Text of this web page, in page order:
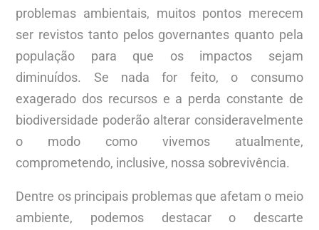
problemas ambientais, muitos pontos merecem
ser revistos tanto pelos governantes quanto pela
população para que os impactos sejam
diminuídos. Se nada for feito, o consumo
exagerado dos recursos e a perda constante de
biodiversidade poderão alterar consideravelmente
o modo como vivemos atualmente,
comprometendo, inclusive, nossa sobrevivência.
Dentre os principais problemas que afetam o meio
ambiente, podemos destacar o descarte